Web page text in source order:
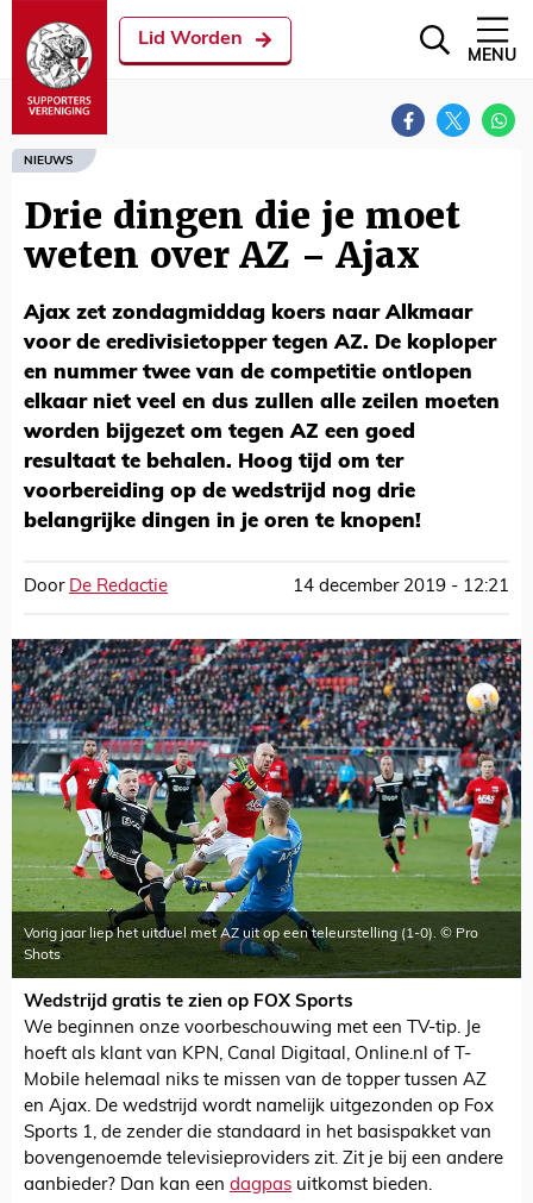
Lid Worden
MENU
NIEUWS
Drie dingen die je moet
weten over AZ – Ajax
Ajax zet zondagmiddag koers naar Alkmaar
voor de eredivisietopper tegen AZ. De koploper
en nummer twee van de competitie ontlopen
elkaar niet veel en dus zullen alle zeilen moeten
worden bijgezet om tegen AZ een goed
resultaat te behalen. Hoog tijd om ter
voorbereiding op de wedstrijd nog drie
belangrijke dingen in je oren te knopen!
Door De Redactie 14 december 2019 - 12:21
Vorig jaar liep het uitduel met AZ uit op een teleurstelling (1-0). © Pro
Shots
Wedstrijd gratis te zien op FOX Sports
We beginnen onze voorbeschouwing met een TV-tip. Je
hoeft als klant van KPN, Canal Digitaal, Online.nl of T-
Mobile helemaal niks te missen van de topper tussen AZ
en Ajax. De wedstrijd wordt namelijk uitgezonden op Fox
Sports 1, de zender die standaard in het basispakket van
bovengenoemde televisieproviders zit. Zit je bij een andere
aanbieder? Dan kan een dagpas uitkomst bieden.